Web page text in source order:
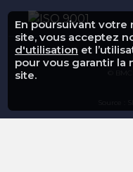
En poursuivant votre
site, vous acceptez
d'utilisation et
pour vous garantir la
site.